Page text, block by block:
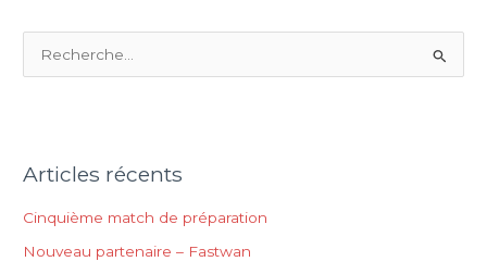
e
Articles récents
Cinquième match de préparation
Nouveau partenaire – Fastwan